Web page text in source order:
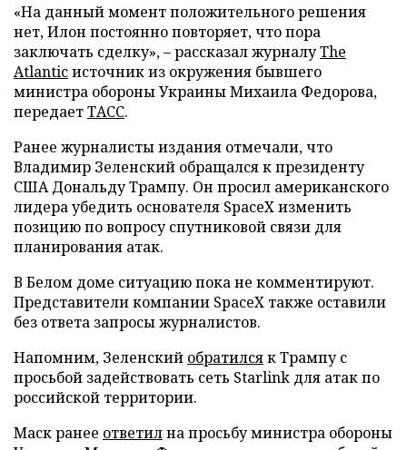
«На данный момент положительного решения
нет, Илон постоянно повторяет, что пора
заключать сделку», – рассказал журналуThe
Atlanticисточник из окружения бывшего
министра обороны Украины Михаила Федорова,
передаетТАСС.
Ранее журналисты издания отмечали, что
Владимир Зеленский обращался к президенту
США Дональду Трампу. Он просил американского
лидера убедить основателя SpaceX изменить
позицию по вопросу спутниковой связи для
планирования атак.
В Белом доме ситуацию пока не комментируют.
Представители компании SpaceX также оставили
без ответа запросы журналистов.
Напомним, Зеленский обратилсяк Трампу с
просьбой задействовать сеть Starlink для атак по
российской территории.
Маск ранее ответилна просьбу министра обороны